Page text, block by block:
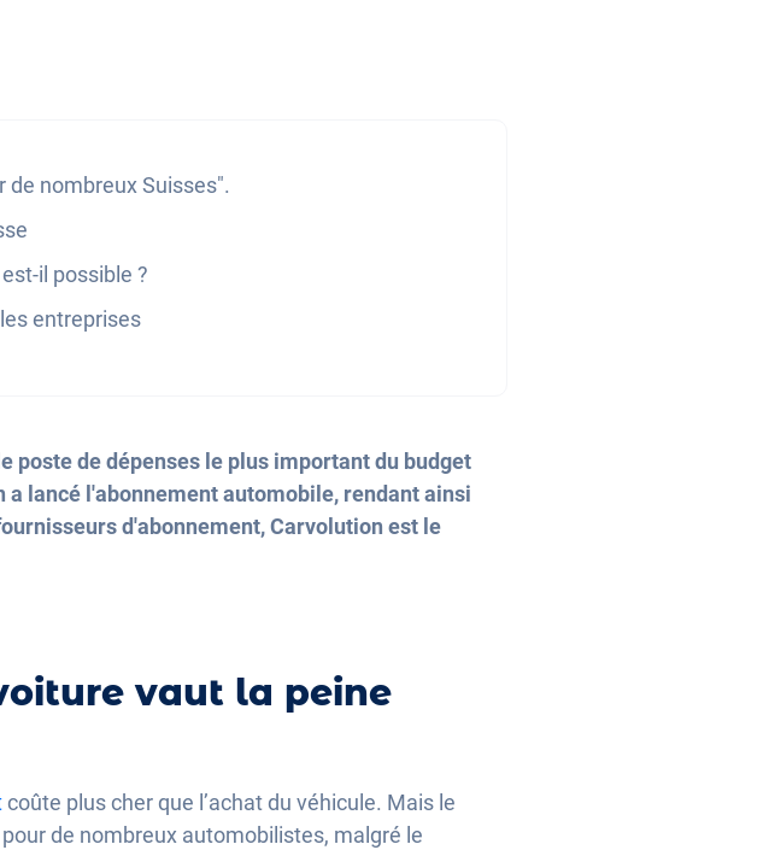
de nombreux Suisses".
il possible ?
entreprises
poste de dépenses le plus important du budget
lancé l'abonnement automobile, rendant ainsi
d'abonnement, Carvolution est le
vaut la peine
coûte plus cher que l’achat du véhicule. Mais le
de nombreux automobilistes, malgré le